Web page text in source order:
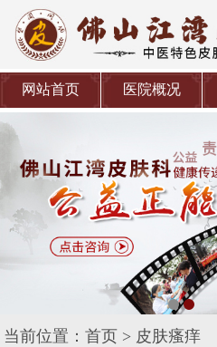
网站首页 医院概况
当前位置：首页 > 皮肤瘙痒